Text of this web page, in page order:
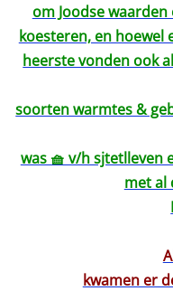
om Joodse
koesteren, en hoewel
heerste vonden ook
soorten warmtes &
was 🧺 v/h sjtetlleven
met al
kwamen er